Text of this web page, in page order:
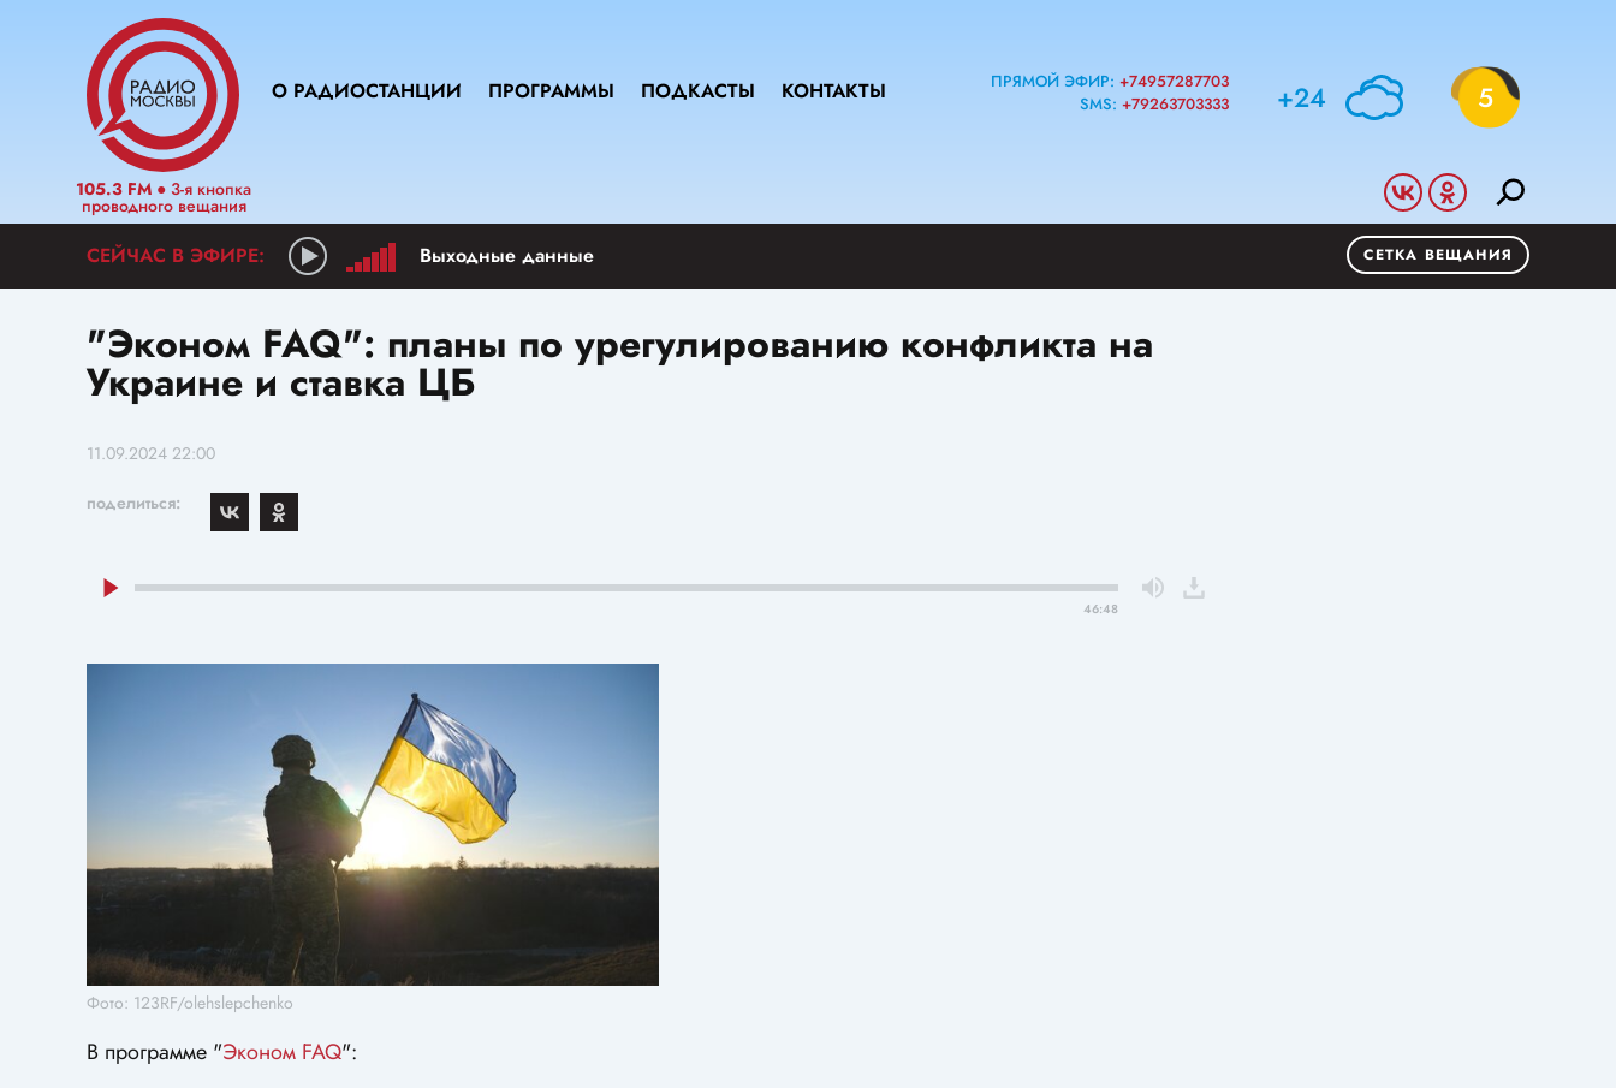
105.3 FM ● 3-я кнопка
проводного вещания
О РАДИОСТАНЦИИ ПРОГРАММЫ ПОДКАСТЫ КОНТАКТЫ ПРЯМОЙ ЭФИР: +74957287703
SMS: +79263703333 +24 5
Выходные данные СЕТКА ВЕЩАНИЯ
"Эконом FAQ": планы по урегулированию конфликта на
Украине и ставка ЦБ
11.09.2024 22:00
поделиться:
46:48
Фото: 123RF/olehslepchenko
В программе "Эконом FAQ":